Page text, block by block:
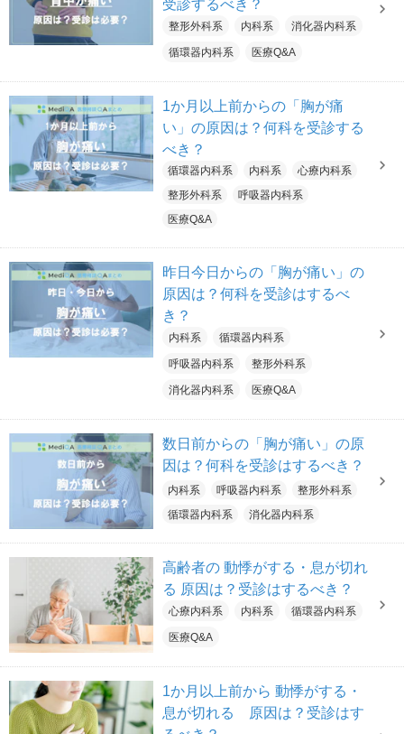
受診するべき？
整形外科系 内科系 消化器内科系
循環器内科系 医療Q&A
1か月以上前からの「胸が痛
い」の原因は？何科を受診する
べき？
循環器内科系 内科系
心療内科系
整形外科系
呼吸器内科系
医療Q&A
昨日今日からの「胸が痛い」の
原因は？何科を受診はするべ
き？
内科系 循環器内科系
呼吸器内科系 整形外科系
消化器内科系 医療Q&A
数日前からの「胸が痛い」の原
因は？何科を受診はするべき？
内科系 呼吸器内科系
整形外科系
循環器内科系
消化器内科系
高齢者の 動悸がする・息が切れ
る 原因は？受診はするべき？
心療内科系 内科系 循環器内科系
医療Q&A
1か月以上前から 動悸がする・
息が切れる 原因は？受診はす